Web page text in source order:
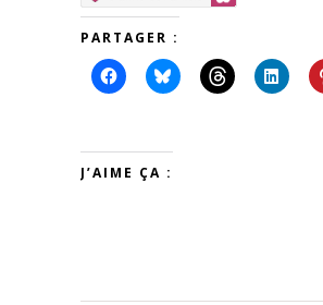
PARTAGER :
J’AIME ÇA :